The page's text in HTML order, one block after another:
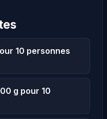
10 personnes
g pour 10